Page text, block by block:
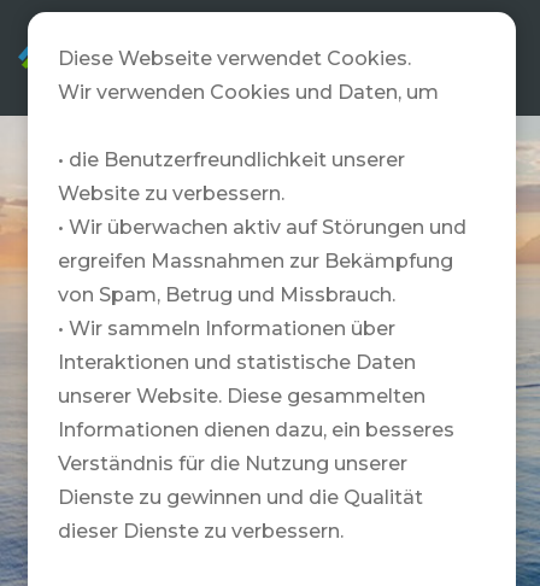
DE
Diese Webseite verwendet Cookies.
Wir verwenden Cookies und Daten, um
• die Benutzerfreundlichkeit unserer
Website zu verbessern.
• Wir überwachen aktiv auf Störungen und
ergreifen Massnahmen zur Bekämpfung
von Spam, Betrug und Missbrauch.
• Wir sammeln Informationen über
Interaktionen und statistische Daten
unserer Website. Diese gesammelten
Informationen dienen dazu, ein besseres
Verständnis für die Nutzung unserer
Dienste zu gewinnen und die Qualität
dieser Dienste zu verbessern.